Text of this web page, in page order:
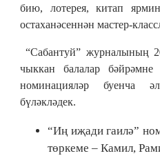
бию, лотерея, китап
остаханәсеннән мастер-
“Сабантуй” журналының
чыккан балалар
номинацияләр буенча
бүләкләдек.
“Иң иҗади гаилә”
төркеме – Камил,